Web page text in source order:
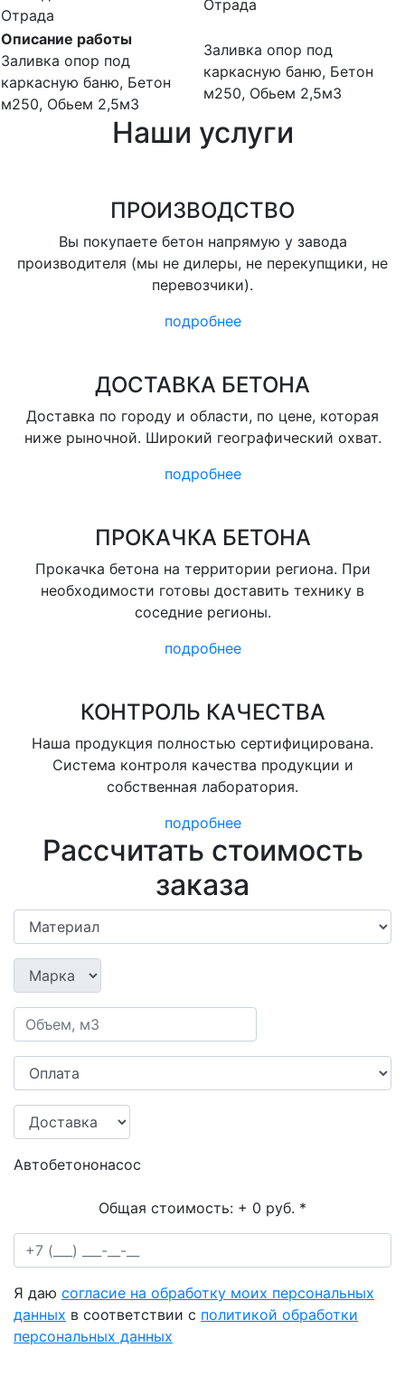
Отрада
Отрада
Описание работы
Заливка опор под
каркасную баню, Бетон
м250, Обьем 2,5м3
Заливка опор под
каркасную баню, Бетон
м250, Обьем 2,5м3
Наши услуги
ПРОИЗВОДСТВО
Вы покупаете бетон напрямую у завода
производителя (мы не дилеры, не перекупщики, не
перевозчики).
подробнее
ДОСТАВКА БЕТОНА
Доставка по городу и области, по цене, которая
ниже рыночной. Широкий географический охват.
подробнее
ПРОКАЧКА БЕТОНА
Прокачка бетона на территории региона. При
необходимости готовы доставить технику в
соседние регионы.
подробнее
КОНТРОЛЬ КАЧЕСТВА
Наша продукция полностью сертифицирована.
Система контроля качества продукции и
собственная лаборатория.
подробнее
Рассчитать стоимость
заказа
Автобетононасос
Общая стоимость: + 0 руб. *
Я даю согласие на обработку моих персональных
данных в соответствии с политикой обработки
персональных данных